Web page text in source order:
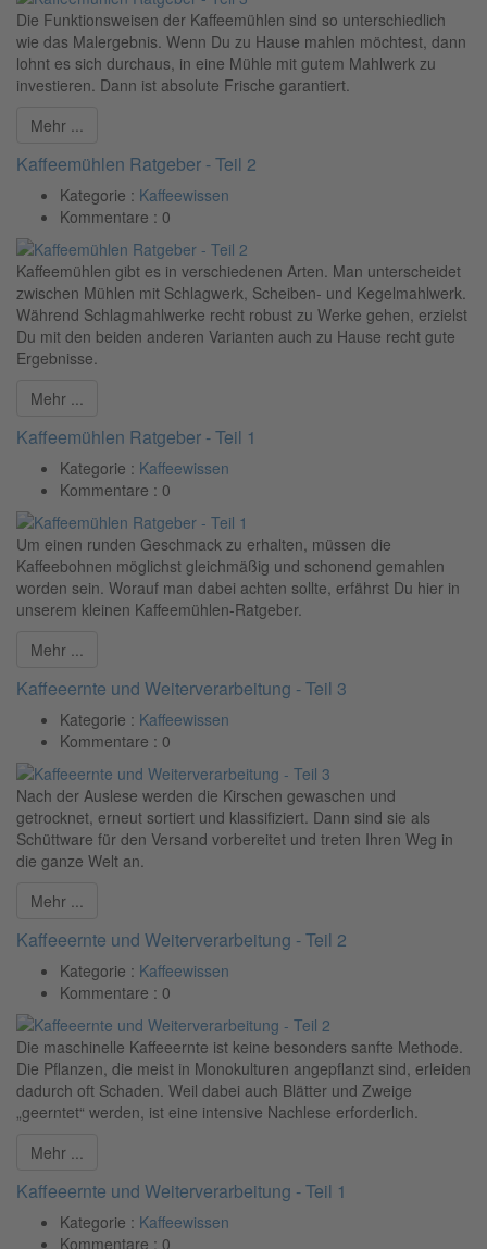
Die Funktionsweisen der Kaffeemühlen sind so unterschiedlich
wie das Malergebnis. Wenn Du zu Hause mahlen möchtest, dann
lohnt es sich durchaus, in eine Mühle mit gutem Mahlwerk zu
investieren. Dann ist absolute Frische garantiert.
Mehr ...
Kaffeemühlen Ratgeber - Teil 2
Kategorie : Kaffeewissen
Kommentare : 0
Kaffeemühlen gibt es in verschiedenen Arten. Man unterscheidet
zwischen Mühlen mit Schlagwerk, Scheiben- und Kegelmahlwerk.
Während Schlagmahlwerke recht robust zu Werke gehen, erzielst
Du mit den beiden anderen Varianten auch zu Hause recht gute
Ergebnisse.
Mehr ...
Kaffeemühlen Ratgeber - Teil 1
Kategorie : Kaffeewissen
Kommentare : 0
Um einen runden Geschmack zu erhalten, müssen die
Kaffeebohnen möglichst gleichmäßig und schonend gemahlen
worden sein. Worauf man dabei achten sollte, erfährst Du hier in
unserem kleinen Kaffeemühlen-Ratgeber.
Mehr ...
Kaffeeernte und Weiterverarbeitung - Teil 3
Kategorie : Kaffeewissen
Kommentare : 0
Nach der Auslese werden die Kirschen gewaschen und
getrocknet, erneut sortiert und klassifiziert. Dann sind sie als
Schüttware für den Versand vorbereitet und treten Ihren Weg in
die ganze Welt an.
Mehr ...
Kaffeeernte und Weiterverarbeitung - Teil 2
Kategorie : Kaffeewissen
Kommentare : 0
Die maschinelle Kaffeeernte ist keine besonders sanfte Methode.
Die Pflanzen, die meist in Monokulturen angepflanzt sind, erleiden
dadurch oft Schaden. Weil dabei auch Blätter und Zweige
„geerntet“ werden, ist eine intensive Nachlese erforderlich.
Mehr ...
Kaffeeernte und Weiterverarbeitung - Teil 1
Kategorie : Kaffeewissen
Kommentare : 0